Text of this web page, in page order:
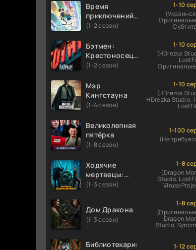
Время
приключений:
Фионна и Кейк
(1-2 сезон)
1-10
Бэтмен:
Крестоносец в
плаще
(1-2 сезон)
1-10
(HDrezka
Мэр
Кингстауна
(1-4 сезон)
1-10
(HDrezka
HDrezka Studio.
Великолепная
пятёрка
(1-8 сезон)
1-100
(Не
Ходячие
мертвецы:
Мертвый
(1-3 сезон)
1-8
(Dragon
Studio,
Дом Дракона
(1-3 сезон)
1-8
Dragon
Studio,
Библиотекари:
1-12